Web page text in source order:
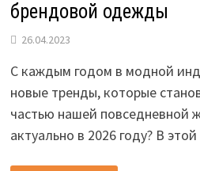
брендовой одежды
26.04.2023
С каждым годом в модной
новые тренды, которые
частью нашей повседневной
актуально в 2026 году? В